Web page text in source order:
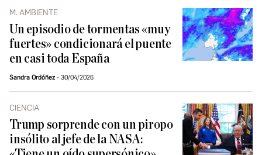
M. AMBIENTE
Un episodio de tormentas «muy
fuertes» condicionará el puente
en casi toda España
Sandra Ordóñez 30/04/2026
CIENCIA
Trump sorprende con un piropo
insólito al jefe de la NASA: